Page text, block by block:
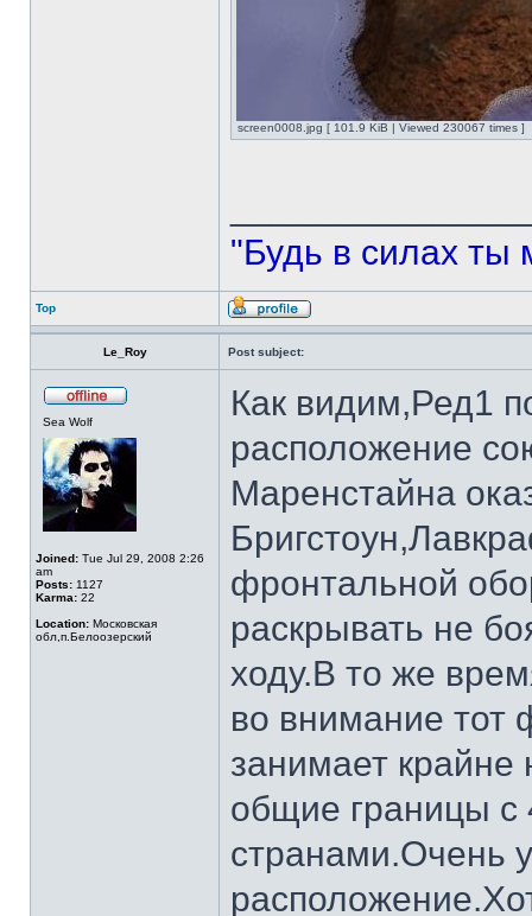
screen0008.jpg [ 101.9 KiB | Viewed 230067 times ]
"Будь в силах ты
Top
Le_Roy Post subject:
Sea Wolf
Joined: Tue Jul 29, 2008 2:26
am
Posts: 1127
Karma: 22
Location: Московская
обл,п.Белоозерский
Как видим,Ред1
расположение
Маренстайна
фронтальной
раскрывать не
ходу.В то же
во внимание тот
занимает
общие границы
странами.Очень